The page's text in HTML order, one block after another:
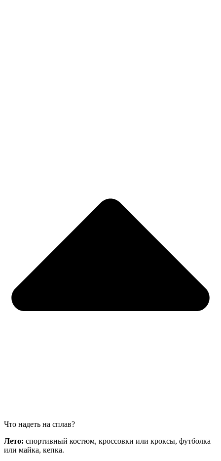
Что надеть на сплав?
Лето: спортивный костюм, кроссовки или кроксы, футболка
или майка, кепка.